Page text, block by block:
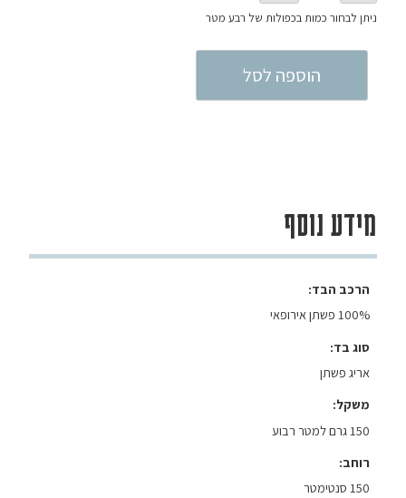
הוספה לסל
מידע נוסף
הרכב הבד
100% פשתן אירופאי
סוג בד
אריג פשתן
משקל
150 גרם למטר רבוע
רוחב
150 סנטימטר